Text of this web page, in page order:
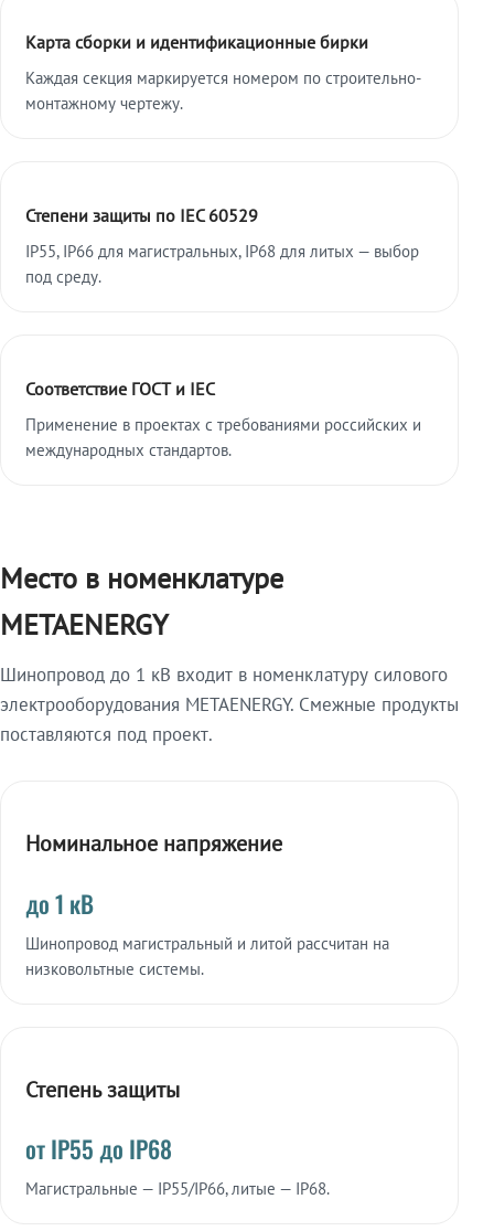
Карта сборки и идентификационные бирки
Каждая секция маркируется номером по строительно-
монтажному чертежу.
Степени защиты по IEC 60529
IP55, IP66 для магистральных, IP68 для литых — выбор
под среду.
Соответствие ГОСТ и IEC
Применение в проектах с требованиями российских и
международных стандартов.
Место в номенклатуре
METAENERGY
Шинопровод до 1 кВ входит в номенклатуру силового
электрооборудования METAENERGY. Смежные продукты
поставляются под проект.
Номинальное напряжение
до 1 кВ
Шинопровод магистральный и литой рассчитан на
низковольтные системы.
Степень защиты
от IP55 до IP68
Магистральные — IP55/IP66, литые — IP68.